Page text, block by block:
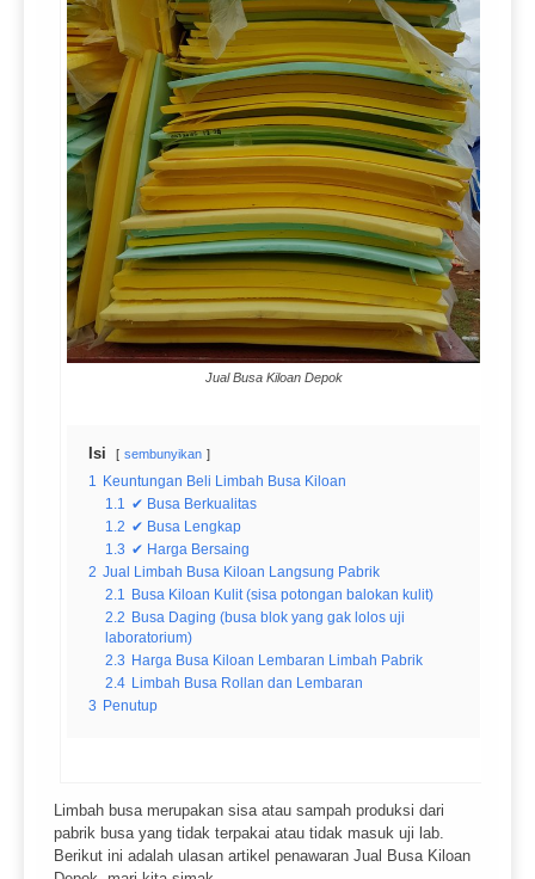
Jual Busa Kiloan Depok
Isi sembunyikan
1
Keuntungan Beli Limbah Busa Kiloan
1.1
✔ Busa Berkualitas
1.2 ✔ Busa Lengkap
1.3 ✔ Harga Bersaing
2 Jual Limbah Busa Kiloan Langsung Pabrik
2.1
Busa Kiloan Kulit (sisa potongan balokan kulit)
2.2 Busa Daging (busa blok yang gak lolos uji
laboratorium)
2.3 Harga Busa Kiloan Lembaran Limbah Pabrik
2.4 Limbah Busa Rollan dan Lembaran
3 Penutup
Limbah busa merupakan sisa atau sampah produksi dari
pabrik busa yang tidak terpakai atau tidak masuk uji lab.
Berikut ini adalah ulasan artikel penawaran Jual Busa Kiloan